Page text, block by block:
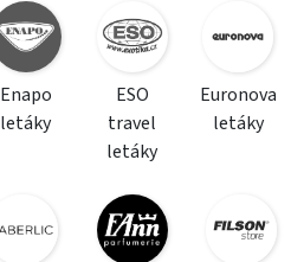
Enapo
letáky
ESO
travel
letáky
Euronova
letáky